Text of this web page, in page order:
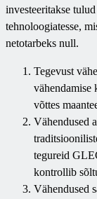
investeeritakse
tehnoloogiatesse,
netotarbeks null.
Tegevust
vähendamise
võttes
Vähendused
tegureid
kontrollib
Vähendused